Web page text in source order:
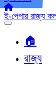
ই-পেপার রাজ্য
🏠︎
রাজ্য